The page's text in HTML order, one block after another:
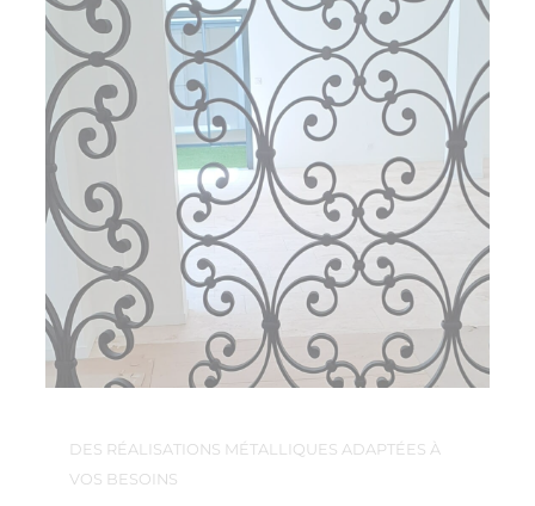
DES RÉALISATIONS MÉTALLIQUES ADAPTÉES À
VOS BESOINS